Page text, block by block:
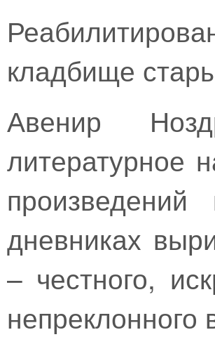
кладбище
Авенир
литературное
дневниках
– честного,
непреклонного